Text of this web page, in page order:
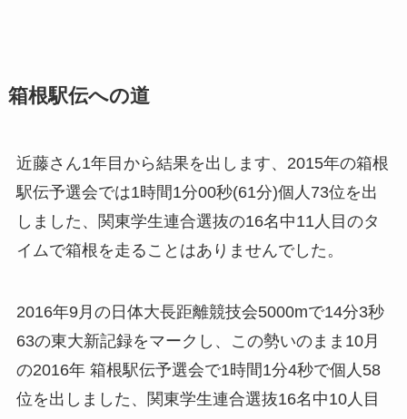
箱根駅伝への道
近藤さん1年目から結果を出します、2015年の箱根
駅伝予選会では1時間1分00秒(61分)個人73位を出
しました、関東学生連合選抜の16名中11人目のタ
イムで箱根を走ることはありませんでした。
2016年9月の日体大長距離競技会5000mで14分3秒
63の東大新記録をマークし、この勢いのまま10月
の2016年 箱根駅伝予選会で1時間1分4秒で個人58
位を出しました、関東学生連合選抜16名中10人目